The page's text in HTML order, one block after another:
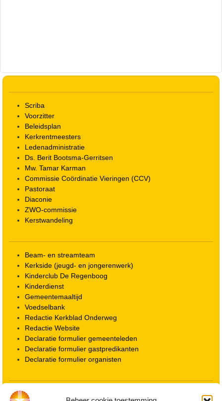
Scriba
Voorzitter
Beleidsplan
Kerkrentmeesters
Ledenadministratie
Ds. Berit Bootsma-Gerritsen
Mw. Tamar Karman
Commissie Coördinatie Vieringen (CCV)
Pastoraat
Diaconie
ZWO-commissie
Kerstwandeling
Beam- en streamteam
Kerkside (jeugd- en jongerenwerk)
Kinderclub De Regenboog
Kinderdienst
Gemeentemaaltijd
Voedselbank
Redactie Kerkblad Onderweg
Redactie Website
Declaratie formulier gemeenteleden
Declaratie formulier gastpredikanten
Declaratie formulier organisten
Locatie kerk